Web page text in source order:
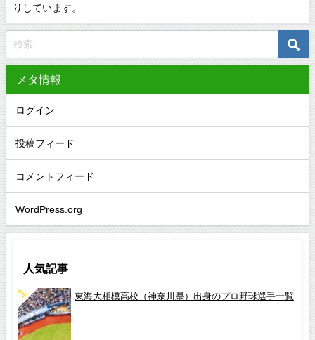
りしています。
メタ情報
ログイン
投稿フィード
コメントフィード
WordPress.org
人気記事
東海大相模高校（神奈川県）出身のプロ野球選手一覧